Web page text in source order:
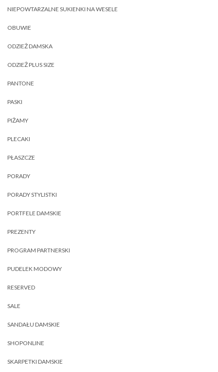
NIEPOWTARZALNE SUKIENKI NA WESELE
OBUWIE
ODZIEŻ DAMSKA
ODZIEŻ PLUS SIZE
PANTONE
PASKI
PIŻAMY
PLECAKI
PŁASZCZE
PORADY
PORADY STYLISTKI
PORTFELE DAMSKIE
PREZENTY
PROGRAM PARTNERSKI
PUDELEK MODOWY
RESERVED
SALE
SANDAŁU DAMSKIE
SHOPONLINE
SKARPETKI DAMSKIE